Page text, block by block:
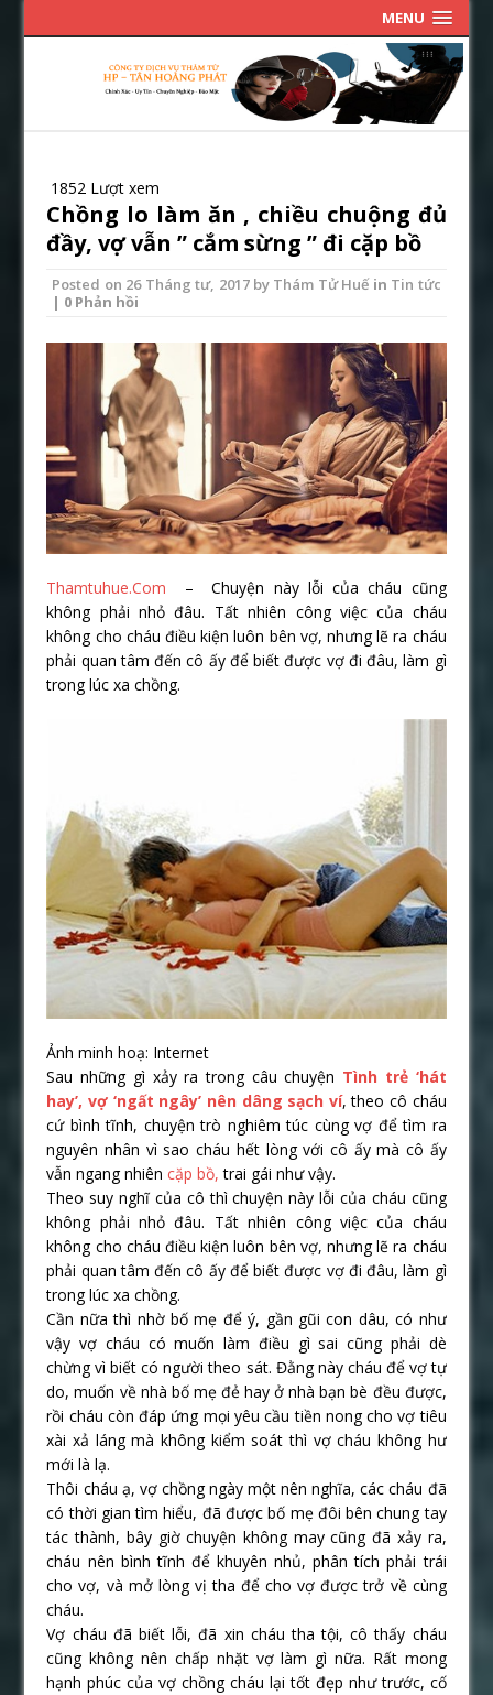
MENU
1852 Lượt xem
Chồng lo làm ăn , chiều chuộng đủ
đầy, vợ vẫn ” cắm sừng ” đi cặp bồ
Posted on 26 Tháng tư, 2017by Thám Tử Huếin Tin tức
| 0 Phản hồi
Thamtuhue.Com
– Chuyện này lỗi của cháu cũng
không phải nhỏ đâu. Tất nhiên công việc của cháu
không cho cháu điều kiện luôn bên vợ, nhưng lẽ ra cháu
phải quan tâm đến cô ấy để biết được vợ đi đâu, làm gì
trong lúc xa chồng.
Ảnh minh hoạ: Internet
Sau những gì xảy ra trong câu chuyện Tình trẻ ‘hát
hay’, vợ ‘ngất ngây’ nên dâng sạch ví, theo cô cháu
cứ bình tĩnh, chuyện trò nghiêm túc cùng vợ để tìm ra
nguyên nhân vì sao cháu hết lòng với cô ấy mà cô ấy
vẫn ngang nhiêncặp bồ, trai gái như vậy.
Theo suy nghĩ của cô thì chuyện này lỗi của cháu cũng
không phải nhỏ đâu. Tất nhiên công việc của cháu
không cho cháu điều kiện luôn bên vợ, nhưng lẽ ra cháu
phải quan tâm đến cô ấy để biết được vợ đi đâu, làm gì
trong lúc xa chồng.
Cần nữa thì nhờ bố mẹ để ý, gần gũi con dâu, có như
vậy vợ cháu có muốn làm điều gì sai cũng phải dè
chừng vì biết có người theo sát. Đằng này cháu để vợ tự
do, muốn về nhà bố mẹ đẻ hay ở nhà bạn bè đều được,
rồi cháu còn đáp ứng mọi yêu cầu tiền nong cho vợ tiêu
xài xả láng mà không kiểm soát thì vợ cháu không hư
mới là lạ.
Thôi cháu ạ, vợ chồng ngày một nên nghĩa, các cháu đã
có thời gian tìm hiểu, đã được bố mẹ đôi bên chung tay
tác thành, bây giờ chuyện không may cũng đã xảy ra,
cháu nên bình tĩnh để khuyên nhủ, phân tích phải trái
cho vợ, và mở lòng vị tha để cho vợ được trở về cùng
cháu.
Vợ cháu đã biết lỗi, đã xin cháu tha tội, cô thấy cháu
cũng không nên chấp nhặt vợ làm gì nữa. Rất mong
hạnh phúc của vợ chồng cháu lại tốt đẹp như trước, cố